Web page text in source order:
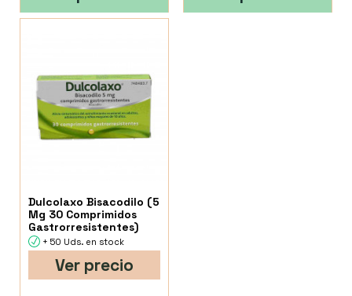
Dulcolaxo Bisacodilo (5
Mg 30 Comprimidos
Gastrorresistentes)
+ 50 Uds. en stock
Ver precio